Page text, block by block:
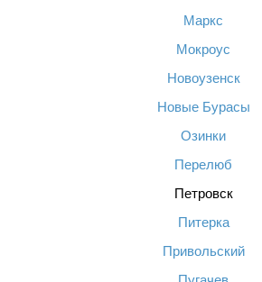
Маркс
Мокроус
Новоузенск
Новые Бурасы
Озинки
Перелюб
Петровск
Питерка
Привольский